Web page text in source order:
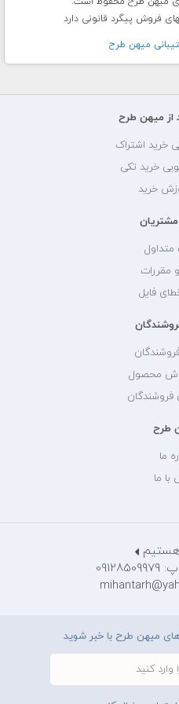
فروش پیگرد قانونی دارد
ميهن طرح
از میهن طرح
خرید اشتراک
خرید تکی
متداول
مقررات
فایل
محصول
طرح
ما
با ما
میهن طرح با خبر شوید